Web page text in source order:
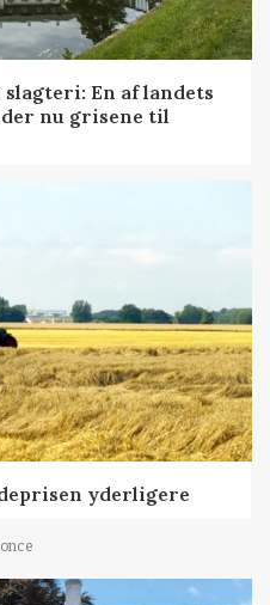
En af landets
nu grisene til
yderligere